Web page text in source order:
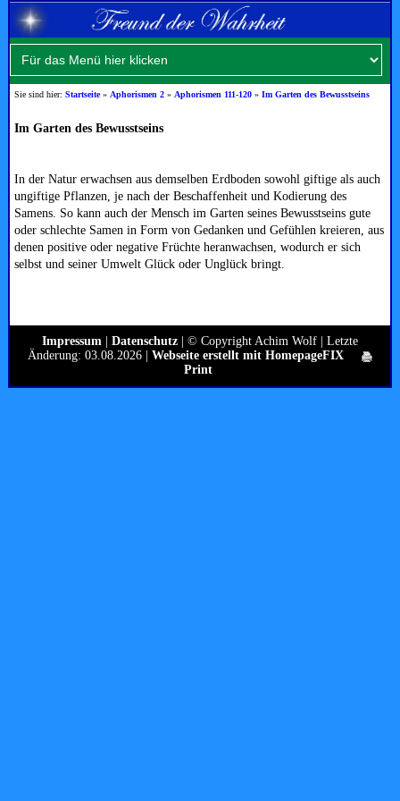
Sie sind hier:Startseite» Aphorismen 2 » Aphorismen 111-120 »Im Garten des Bewusstseins
Im Garten des Bewusstseins
In der Natur erwachsen aus demselben Erdboden sowohl giftige als auch
ungiftige Pflanzen, je nach der Beschaffenheit und Kodierung des
Samens. So kann auch der Mensch im Garten seines Bewusstseins gute
oder schlechte Samen in Form von Gedanken und Gefühlen kreieren, aus
denen positive oder negative Früchte heranwachsen, wodurch er sich
selbst und seiner Umwelt Glück oder Unglück bringt.
Impressum Datenschutz | © Copyright Achim Wolf | Letzte
Änderung: 03.08.2026 | Webseite erstellt mit HomepageFIX
Print